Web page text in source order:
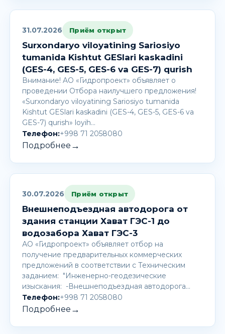
31.07.2026 Приём открыт
Surxondaryo viloyatining Sariosiyo
tumanida Kishtut GESlari kaskadini
(GES-4, GES-5, GES-6 va GES-7) qurish
Внимание! AО «Гидропроект» объявляет о
проведении Отбора наилучшего предложения!
«Surxondaryo viloyatining Sariosiyo tumanida
Kishtut GESlari kaskadini (GES-4, GES-5, GES-6 va
GES-7) qurish» loyih…
Телефон:+998 71 2058080
Подробнее →
30.07.2026 Приём открыт
Внешнеподъездная автодорога от
здания станции Хават ГЭС-1 до
водозабора Хават ГЭС-3
АО «Гидропроект» объявляет отбор на
получение предварительных коммерческих
предложений в соответствии с Техническим
заданием: "Инженерно-геодезические
изыскания: -Внешнеподъездная автодорога…
Телефон:+998 71 2058080
Подробнее →